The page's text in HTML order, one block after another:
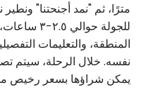
مترًا، ثم "نمد أجنحتنا" ونطير
للجولة
المنطقة، والتعليمات
نفسه. خلال الرحلة، سيتم
يمكن شراؤها بسعر رخيص